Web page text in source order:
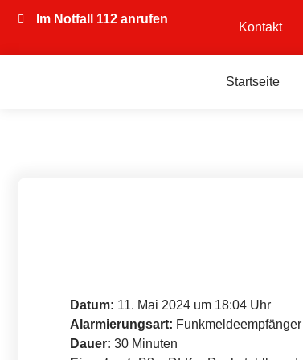
Im Notfall 112 anrufen
Kontakt
Startseite
Datum: 11. Mai 2024 um 18:04 Uhr
Alarmierungsart: Funkmeldeempfänger
Dauer: 30 Minuten